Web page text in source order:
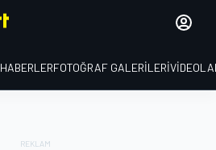
HABERLERFOTOĞRAF GALERILERI